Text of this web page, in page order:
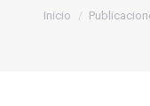
Estás aquí:
Inicio